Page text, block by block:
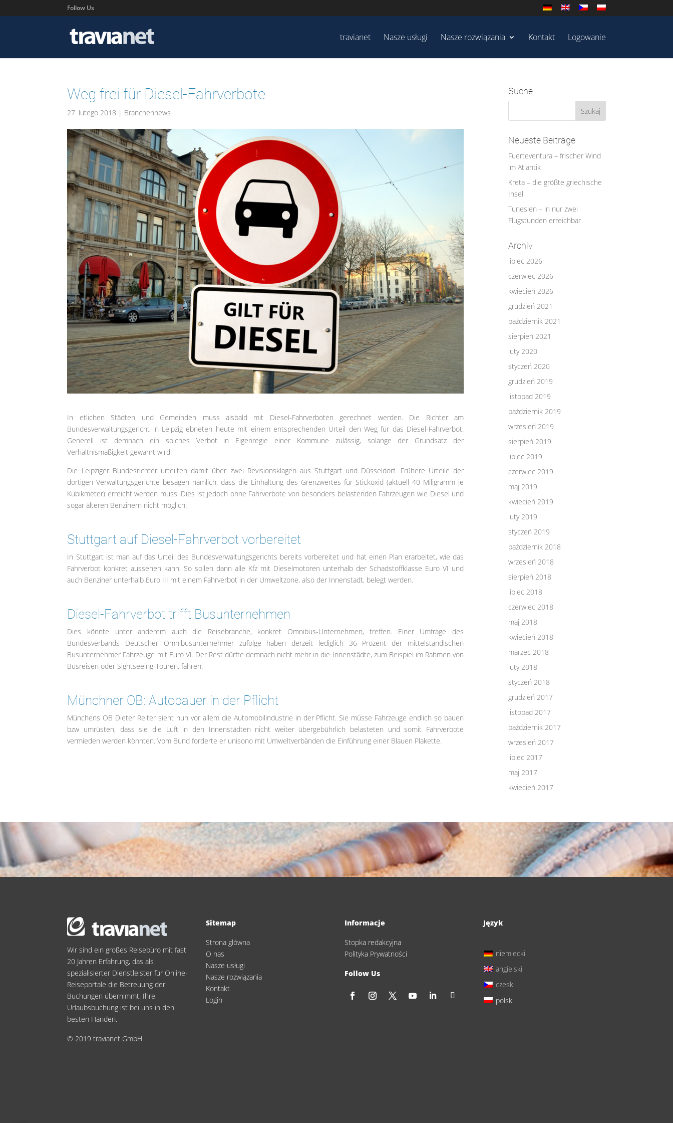
Follow Us
travianet Nasze usługi Nasze rozwiązania Kontakt Logowanie
Weg frei für Diesel-Fahrverbote
27. lutego 2018 | Branchennews
In etlichen Städten und Gemeinden muss alsbald mit Diesel-Fahrverboten gerechnet werden. Die Richter am
Bundesverwaltungsgericht in Leipzig ebneten heute mit einem entsprechenden Urteil den Weg für das Diesel-Fahrverbot.
Generell ist demnach ein solches Verbot in Eigenregie einer Kommune zulässig, solange der Grundsatz der
Verhältnismäßigkeit gewahrt wird.
Die Leipziger Bundesrichter urteilten damit über zwei Revisionsklagen aus Stuttgart und Düsseldorf. Frühere Urteile der
dortigen Verwaltungsgerichte besagen nämlich, dass die Einhaltung des Grenzwertes für Stickoxid (aktuell 40 Miligramm je
Kubikmeter) erreicht werden muss. Dies ist jedoch ohne Fahrverbote von besonders belastenden Fahrzeugen wie Diesel und
sogar älteren Benzinern nicht möglich.
Stuttgart auf Diesel-Fahrverbot vorbereitet
In Stuttgart ist man auf das Urteil des Bundesverwaltungsgerichts bereits vorbereitet und hat einen Plan erarbeitet, wie das
Fahrverbot konkret aussehen kann. So sollen dann alle Kfz mit Dieselmotoren unterhalb der Schadstoffklasse Euro VI und
auch Benziner unterhalb Euro III mit einem Fahrverbot in der Umweltzone, also der Innenstadt, belegt werden.
Diesel-Fahrverbot trifft Busunternehmen
Dies könnte unter anderem auch die Reisebranche, konkret Omnibus-Unternehmen, treffen. Einer Umfrage des
Bundesverbands Deutscher Omnibusunternehmer zufolge haben derzeit lediglich 36 Prozent der mittelständischen
Busunternehmer Fahrzeuge mit Euro VI. Der Rest dürfte demnach nicht mehr in die Innenstädte, zum Beispiel im Rahmen von
Busreisen oder Sightseeing-Touren, fahren.
Münchner OB: Autobauer in der Pflicht
Münchens OB Dieter Reiter sieht nun vor allem die Automobilindustrie in der Pflicht. Sie müsse Fahrzeuge endlich so bauen
bzw umrüsten, dass sie die Luft in den Innenstädten nicht weiter übergebührlich belasteten und somit Fahrverbote
vermieden werden könnten. Vom Bund forderte er unisono mit Umweltverbänden die Einführung einer Blauen Plakette.
Suche
Neueste Beiträge
Fuerteventura – frischer Wind
im Atlantik
Kreta – die größte griechische
Insel
Tunesien – in nur zwei
Flugstunden erreichbar
Archiv
lipiec 2026
czerwiec 2026
kwiecień 2026
grudzień 2021
październik 2021
sierpień 2021
luty 2020
styczeń 2020
grudzień 2019
listopad 2019
październik 2019
wrzesień 2019
sierpień 2019
lipiec 2019
czerwiec 2019
maj 2019
kwiecień 2019
luty 2019
styczeń 2019
październik 2018
wrzesień 2018
sierpień 2018
lipiec 2018
czerwiec 2018
maj 2018
kwiecień 2018
marzec 2018
luty 2018
styczeń 2018
grudzień 2017
listopad 2017
październik 2017
wrzesień 2017
lipiec 2017
maj 2017
kwiecień 2017
Wir sind ein großes Reisebüro mit fast
20 Jahren Erfahrung, das als
spezialisierter Dienstleister für Online-
Reiseportale die Betreuung der
Buchungen übernimmt. Ihre
Urlaubsbuchung ist bei uns in den
besten Händen.
© 2019 travianet GmbH
Sitemap
Strona glówna
O nas
Nasze usługi
Nasze rozwiązania
Kontakt
Login
Informacje
Stopka redakcyjna
Polityka Prywatności
Follow Us
Język
niemiecki
angielski
czeski
polski